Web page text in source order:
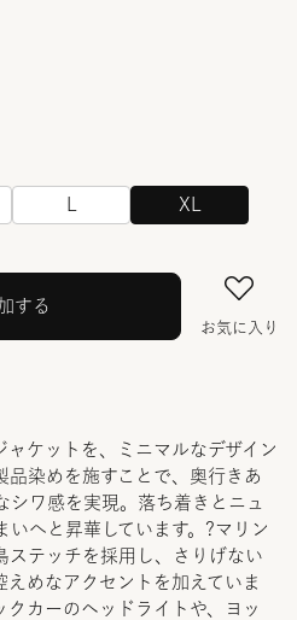
XL
する
お気に入り
ケットを、ミニマルなデザイン
品染めを施すことで、奥行きあ
シワ感を実現。落ち着きとニュ
いへと昇華しています。?マリン
ステッチを採用し、さりげない
めなアクセントを加えていま
カーのヘッドライトや、ヨッ